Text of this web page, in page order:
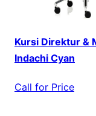
Kursi Direktur &
Indachi Cyan
Call for Price